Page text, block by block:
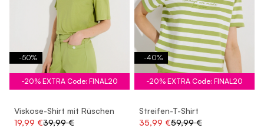
-50%
-20% EXTRA Code: FINAL20
Viskose-Shirt mit Rüschen
19,99 €39,99 €
-40%
-20% EXTRA Code: FINAL20
Streifen-T-Shirt
35,99 €59,99 €